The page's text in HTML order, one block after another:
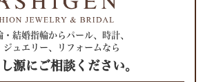
・結婚指輪からパール、時計、
ジュエリー、リフォームなら
源にご相談ください。